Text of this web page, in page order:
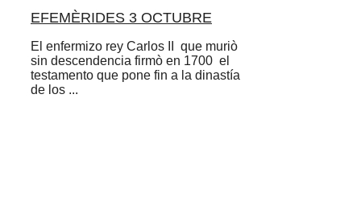
EFEMÈRIDES 3 OCTUBRE
El enfermizo rey Carlos II que muriò
sin descendencia firmò en 1700 el
testamento que pone fin a la dinastía
de los ...